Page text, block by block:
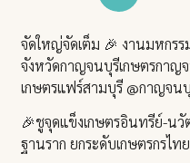
จัดใหญ่จัดเต็ม 🎉 งานมหกร
จังหวัดกาญจนบุรีเกษตรกาญ
เกษตรแฟร์สามบุรี @กาญจน
🎉ชูจุดแข็งเกษตรอินทรีย์-นวั
ฐานราก ยกระดับเกษตรกรไ